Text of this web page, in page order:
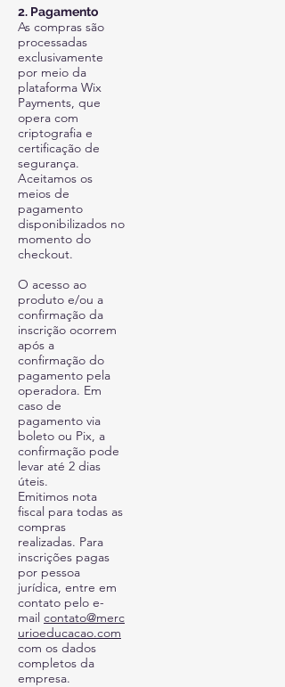
2. Pagamento
As compras são
processadas
exclusivamente
por meio da
plataforma Wix
Payments, que
opera com
criptografia e
certificação de
segurança.
Aceitamos os
meios de
pagamento
disponibilizados no
momento do
checkout.
O acesso ao
produto e/ou a
confirmação da
inscrição ocorrem
após a
confirmação do
pagamento pela
operadora. Em
caso de
pagamento via
boleto ou Pix, a
confirmação pode
levar até 2 dias
úteis.
Emitimos nota
fiscal para todas as
compras
realizadas. Para
inscrições pagas
por pessoa
jurídica, entre em
contato pelo e-
mail contato@merc
urioeducacao.com
com os dados
completos da
empresa.